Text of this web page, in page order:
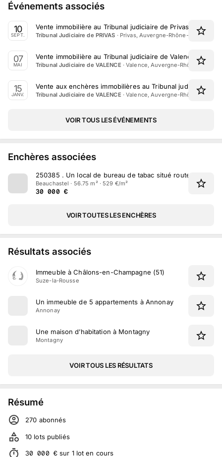
Événements associés
10
SEPT.
Vente immobilière au Tribunal judiciaire de Privas le 10
Tribunal Judiciaire de PRIVAS · Privas, Auvergne-Rhône-Alpes
07
MAI
Vente immobilière au Tribunal judiciaire de Valence le 7
Tribunal Judiciaire de VALENCE ·Valence, Auvergne-Rhône-Alpes
15
JANV.
Vente aux enchères immobilières au Tribunal judiciaire de
Tribunal Judiciaire de VALENCE ·Valence, Auvergne-Rhône-Alpes
VOIR TOUS LES ÉVÉNEMENTS
Enchères associées
250385 . Un local de bureau de tabac situé route Basse
Beauchastel · 56.75 m² · 529 €/m²
30 000 €
VOIR TOUTES LES ENCHÈRES
Résultats associés
Immeuble à Châlons-en-Champagne (51)
Suze-la-Rousse
Un immeuble de 5 appartements à Annonay
Annonay
Une maison d’habitation à Montagny
Montagny
VOIR TOUS LES RÉSULTATS
Résumé
270 abonnés
10 lots publiés
30 000 €sur 1 lot en cours